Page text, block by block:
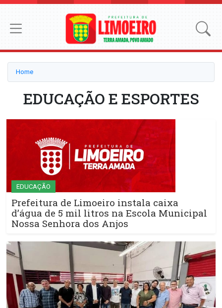
Home
EDUCAÇÃO E ESPORTES
EDUCAÇÃO
Prefeitura de Limoeiro instala caixa
d’água de 5 mil litros na Escola Municipal
Nossa Senhora dos Anjos